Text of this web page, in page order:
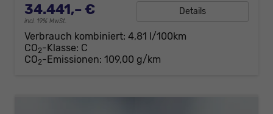
34.441,– €
incl. 19% MwSt.
Details
Verbrauch kombiniert: 4,81 l/100km
CO2-Klasse: C
CO2-Emissionen: 109,00 g/km